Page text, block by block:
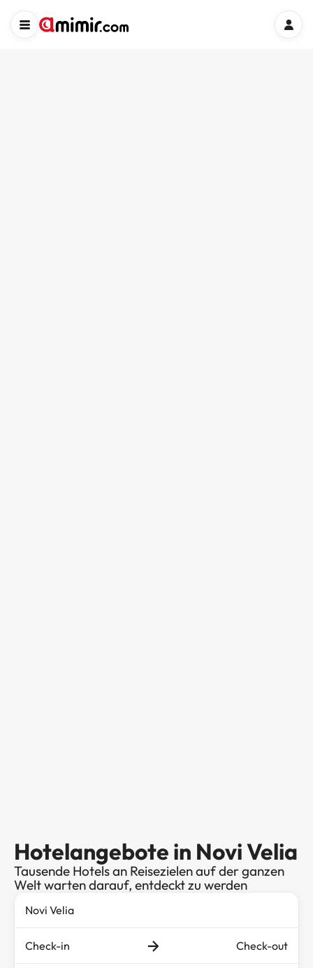
Hotelangebote in Novi Velia
Tausende Hotels an Reisezielen auf der ganzen
Welt warten darauf, entdeckt zu werden
Check-in Check-out